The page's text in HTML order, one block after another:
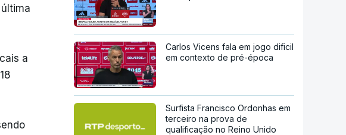
a
Carlos Vicens fala em jogo dificil
em contexto de pré-época
Surfista Francisco Ordonhas em
terceiro na prova de
qualificação no Reino Unido